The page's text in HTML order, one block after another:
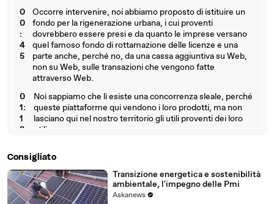
0
0
:
4
5
Occorre intervenire, noi abbiamo proposto di istituire un
fondo per la rigenerazione urbana, i cui proventi
dovrebbero essere presi e da quanto le imprese versano
quel famoso fondo di rottamazione delle licenze e una
parte anche, perché no, da una cassa aggiuntiva su Web,
non su Web, sulle transazioni che vengono fatte
attraverso Web.
0
1:
1
2
Noi sappiamo che lì esiste una concorrenza sleale, perché
queste piattaforme qui vendono i loro prodotti, ma non
lasciano qui nel nostro territorio gli utili proventi dei loro
utili.
1
:
2
3
pagano le casse sul territorio, ma danneggiando anche
quello che è il nostro paese, noi tutti come cittadini,
perché sono meno risorse che entrano nelle casse delle
state.
Consigliato
Transizione energetica e sostenibilità
ambientale, l'impegno delle Pmi
Askanews